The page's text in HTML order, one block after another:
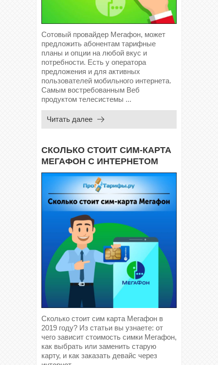
Сотовый провайдер Мегафон, может
предложить абонентам тарифные
планы и опции на любой вкус и
потребности. Есть у оператора
предложения и для активных
пользователей мобильного интернета.
Самым востребованным Веб
продуктом телесистемы ...
Читать далее
СКОЛЬКО СТОИТ СИМ-КАРТА
МЕГАФОН С ИНТЕРНЕТОМ
Сколько стоит сим карта Мегафон в
2019 году? Из статьи вы узнаете: от
чего зависит стоимость симки Мегафон,
как выбрать или заменить старую
карту, и как заказать девайс через